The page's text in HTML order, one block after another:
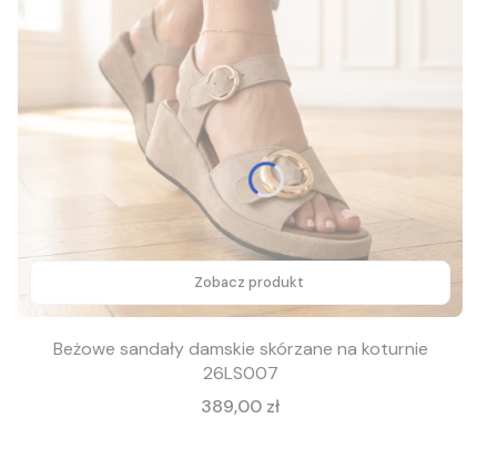
Zobacz produkt
Beżowe sandały damskie skórzane na koturnie
26LS007
Cena
389,00 zł